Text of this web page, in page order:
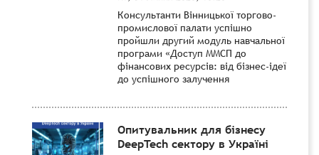
Консультанти Вінницької торгово-
промислової палати успішно
пройшли другий модуль навчальної
програми «Доступ ММСП до
фінансових ресурсів: від бізнес-ідеї
до успішного залучення
Опитувальник для бізнесу
DeepTech сектору в Україні